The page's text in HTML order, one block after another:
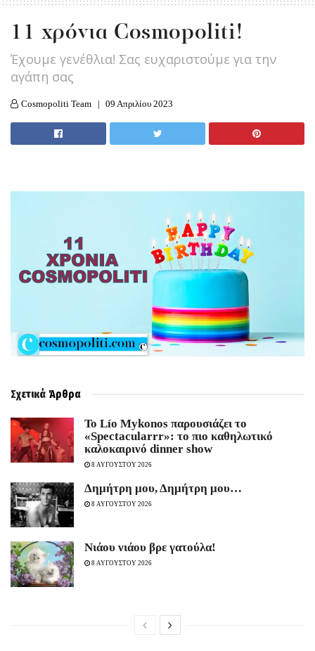
11 χρόνια Cosmopoliti!
Έχουμε γενέθλια! Σας ευχαριστούμε για την
αγάπη σας
Cosmopoliti Team 09 Απριλίου 2023
Σχετικά Άρθρα
Το Lío Mykonos παρουσιάζει το
«Spectacularrr»: το πιο καθηλωτικό
καλοκαιρινό dinner show
8 ΑΥΓΟΥΣΤΟΥ 2026
Δημήτρη μου, Δημήτρη μου…
8 ΑΥΓΟΥΣΤΟΥ 2026
Νιάου νιάου βρε γατούλα!
8 ΑΥΓΟΥΣΤΟΥ 2026